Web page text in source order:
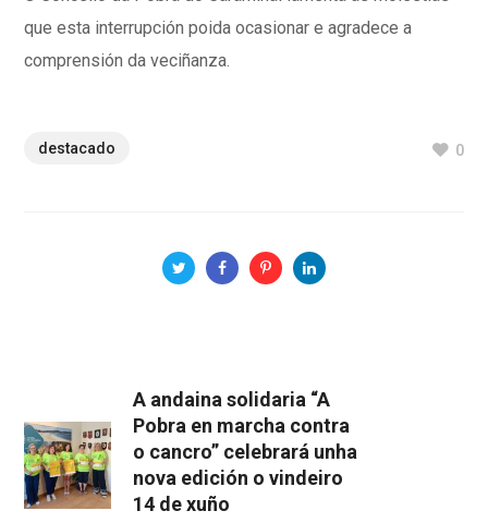
que esta interrupción poida ocasionar e agradece a
comprensión da veciñanza.
destacado 0
A andaina solidaria “A
Pobra en marcha contra
o cancro” celebrará unha
nova edición o vindeiro
14 de xuño